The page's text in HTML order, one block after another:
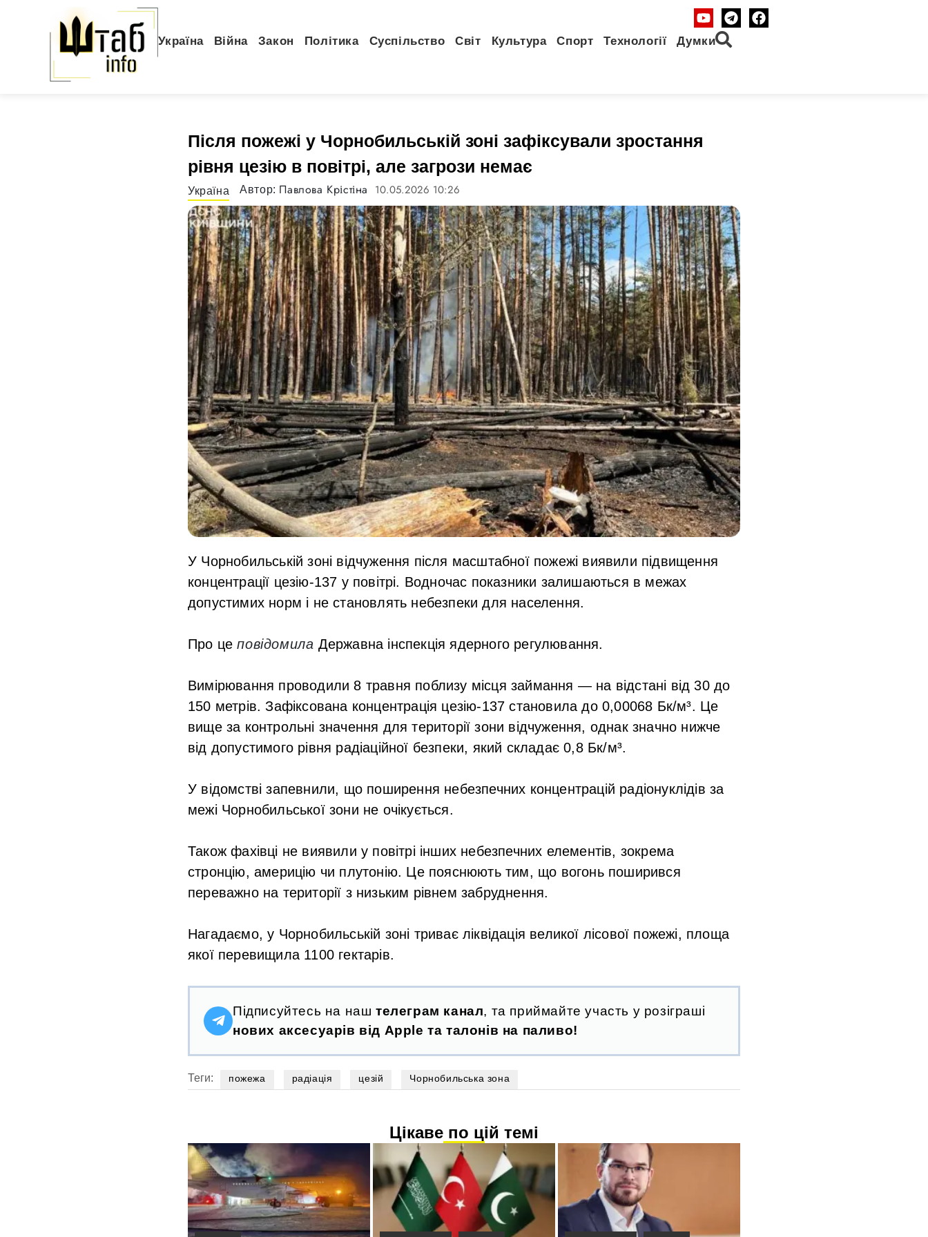
Україна Війна Закон Політика Суспільство Світ Культура Спорт Технології Думки
Після пожежі у Чорнобильській зоні зафіксували зростання
рівня цезію в повітрі, але загрози немає
Україна Автор: Павлова Крістіна 10.05.2026 10:26
У Чорнобильській зоні відчуження після масштабної пожежі виявили підвищення
концентрації цезію-137 у повітрі. Водночас показники залишаються в межах
допустимих норм і не становлять небезпеки для населення.
Про цеповідомила Державна інспекція ядерного регулювання.
Вимірювання проводили 8 травня поблизу місця займання — на відстані від 30 до
150 метрів. Зафіксована концентрація цезію-137 становила до 0,00068 Бк/м³. Це
вище за контрольні значення для території зони відчуження, однак значно нижче
від допустимого рівня радіаційної безпеки, який складає 0,8 Бк/м³.
У відомстві запевнили, що поширення небезпечних концентрацій радіонуклідів за
межі Чорнобильської зони не очікується.
Також фахівці не виявили у повітрі інших небезпечних елементів, зокрема
стронцію, америцію чи плутонію. Це пояснюють тим, що вогонь поширився
переважно на території з низьким рівнем забруднення.
Нагадаємо, у Чорнобильській зоні триває ліквідація великої лісової пожежі, площа
якої перевищила 1100 гектарів.
Підписуйтесь на наш телеграм канал, та приймайте участь у розіграші
нових аксесуарів від Apple та талонів на паливо!
Теги: пожежа радіація цезій Чорнобильська зона
Цікаве по цій темі